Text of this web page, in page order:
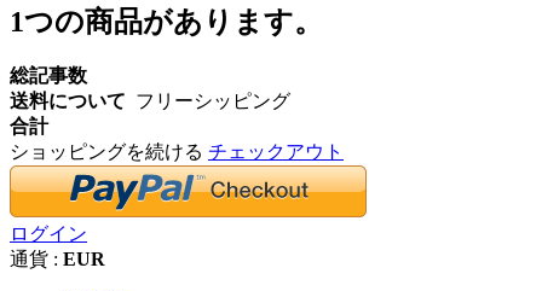
1つの商品があります。
総記事数
送料について フリーシッピング
合計
ショッピングを続ける チェックアウト
ログイン
通貨 : EUR